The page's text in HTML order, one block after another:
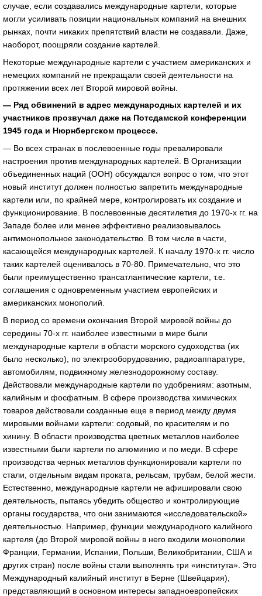
случае, если создавались международные картели, которые
могли усиливать позиции национальных компаний на внешних
рынках, почти никаких препятствий власти не создавали. Даже,
наоборот, поощряли создание картелей.
Некоторые международные картели с участием американских и
немецких компаний не прекращали своей деятельности на
протяжении всех лет Второй мировой войны.
— Ряд обвинений в адрес международных картелей и их
участников прозвучал даже на Потсдамской конференции
1945 года и Нюрнбергском процессе.
— Во всех странах в послевоенные годы превалировали
настроения против международных картелей. В Организации
объединенных наций (ООН) обсуждался вопрос о том, что этот
новый институт должен полностью запретить международные
картели или, по крайней мере, контролировать их создание и
функционирование. В послевоенные десятилетия до 1970-х гг. на
Западе более или менее эффективно реализовывалось
антимонопольное законодательство. В том числе в части,
касающейся международных картелей. К началу 1970-х гг. число
таких картелей оценивалось в 70-80. Примечательно, что это
были преимущественно трансатлантические картели, т.е.
соглашения с одновременным участием европейских и
американских монополий.
В период со времени окончания Второй мировой войны до
середины 70-х гг. наиболее известными в мире были
международные картели в области морского судоходства (их
было несколько), по электрооборудованию, радиоаппаратуре,
автомобилям, подвижному железнодорожному составу.
Действовали международные картели по удобрениям: азотным,
калийным и фосфатным. В сфере производства химических
товаров действовали созданные еще в период между двумя
мировыми войнами картели: содовый, по красителям и по
хинину. В области производства цветных металлов наиболее
известными были картели по алюминию и по меди. В сфере
производства черных металлов функционировали картели по
стали, отдельным видам проката, рельсам, трубам, белой жести.
Естественно, международные картели не афишировали свою
деятельность, пытаясь убедить общество и контролирующие
органы государства, что они занимаются «исследовательской»
деятельностью. Например, функции международного калийного
картеля (до Второй мировой войны в него входили монополии
Франции, Германии, Испании, Польши, Великобритании, США и
других стран) после войны стали выполнять три «института». Это
Международный калийный институт в Берне (Швейцария),
представляющий в основном интересы западноевропейских